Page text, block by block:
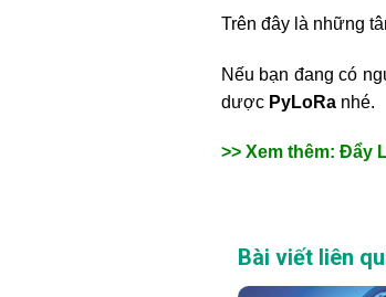
Trên đây là những
Nếu bạn đang có
dược PyLoRanhé.
>> Xem thêm: Đẩy
Bài viết liên